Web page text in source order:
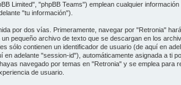
Limited", "phpBB Teams") emplean cualquier
"tu información").
por dos vías. Primeramente, navegar por "Retronia"
pequeño archivo de texto que se descargan en los
sólo contienen un identificador de usuario (de aquí en
en adelante "session-id"), automáticamente asignada a ti
navegado por temas en "Retronia" y se emplea para
de usuario.